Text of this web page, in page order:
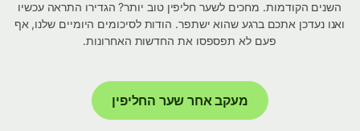
השנים הקודמות. מחכים לשער חליפין טוב יותר? הגדירו התראה עכשיו
ואנו נעדכן אתכם ברגע שהוא ישתפר. הודות לסיכומים היומיים שלנו, אף
פעם לא תפספסו את החדשות האחרונות.
מעקב אחר שער החליפין